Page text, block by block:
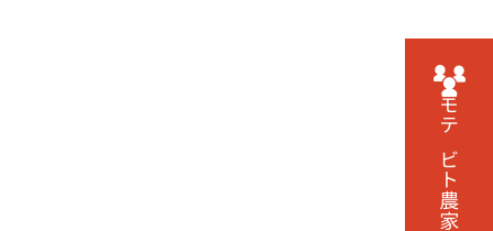
モテビト農家に